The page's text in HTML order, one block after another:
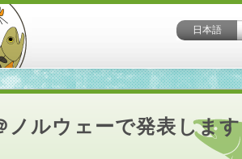
日本語
ノルウェーで発表します